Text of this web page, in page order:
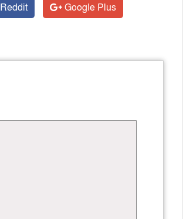
Reddit
Google Plus